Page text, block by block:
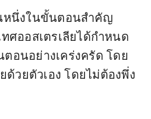
นหนึ่งในขั้นตอนสำคัญ
ศออสเตรเลียได้กำหนด
อนอย่างเคร่งครัด โดย
วยตัวเอง โดยไม่ต้องพึ่ง